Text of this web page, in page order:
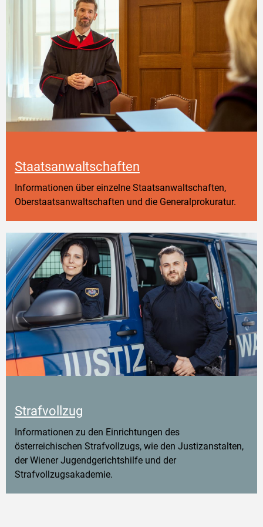
Staatsanwaltschaften
Informationen über einzelne Staatsanwaltschaften,
Oberstaatsanwaltschaften und die Generalprokuratur.
Strafvollzug
Informationen zu den Einrichtungen des
österreichischen Strafvollzugs, wie den Justizanstalten,
der Wiener Jugendgerichtshilfe und der
Strafvollzugsakademie.